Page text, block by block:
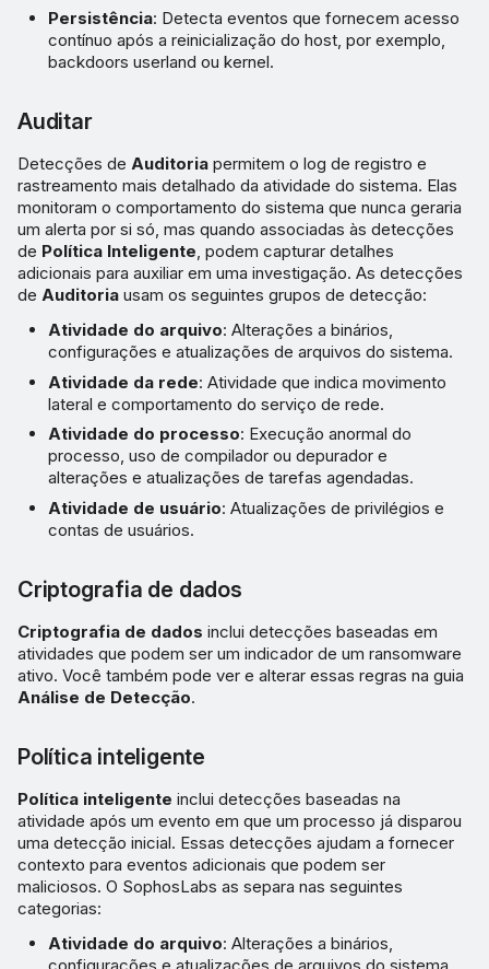
Persistência: Detecta eventos que fornecem acesso
contínuo após a reinicialização do host, por exemplo,
backdoors userland ou kernel.
Auditar
Detecções de Auditoria permitem o log de registro e
rastreamento mais detalhado da atividade do sistema. Elas
monitoram o comportamento do sistema que nunca geraria
um alerta por si só, mas quando associadas às detecções
de Política Inteligente, podem capturar detalhes
adicionais para auxiliar em uma investigação. As detecções
de Auditoria usam os seguintes grupos de detecção:
Atividade do arquivo: Alterações a binários,
configurações e atualizações de arquivos do sistema.
Atividade da rede: Atividade que indica movimento
lateral e comportamento do serviço de rede.
Atividade do processo: Execução anormal do
processo, uso de compilador ou depurador e
alterações e atualizações de tarefas agendadas.
Atividade de usuário: Atualizações de privilégios e
contas de usuários.
Criptografia de dados
Criptografia de dados inclui detecções baseadas em
atividades que podem ser um indicador de um ransomware
ativo. Você também pode ver e alterar essas regras na guia
Análise de Detecção.
Política inteligente
Política inteligente inclui detecções baseadas na
atividade após um evento em que um processo já disparou
uma detecção inicial. Essas detecções ajudam a fornecer
contexto para eventos adicionais que podem ser
maliciosos. O SophosLabs as separa nas seguintes
categorias:
Atividade do arquivo: Alterações a binários,